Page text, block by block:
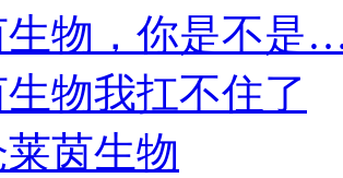
生物，你是不
物我扛不住了
茵生物